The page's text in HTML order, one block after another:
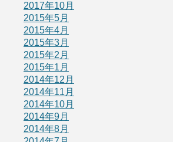
2017年10月
2015年5月
2015年4月
2015年3月
2015年2月
2015年1月
2014年12月
2014年11月
2014年10月
2014年9月
2014年8月